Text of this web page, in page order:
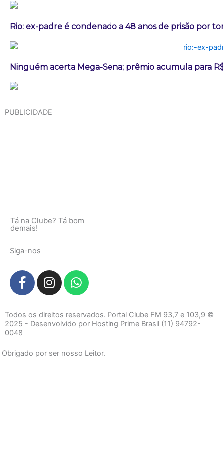
Rio: ex-padre é condenado a 48 anos de prisão por
Ninguém acerta Mega-Sena; prêmio acumula para
PUBLICIDADE
Tá na Clube? Tá bom
demais!
Siga-nos
F
a
e
b
o
o
I
n
t
a
r
W
h
t
s
p
Todos os direitos reservados. Portal Clube FM 93,7 e 103,9 ©
2025 - Desenvolvido por Hosting Prime Brasil (11) 94792-
0048
Obrigado por ser nosso Leitor.